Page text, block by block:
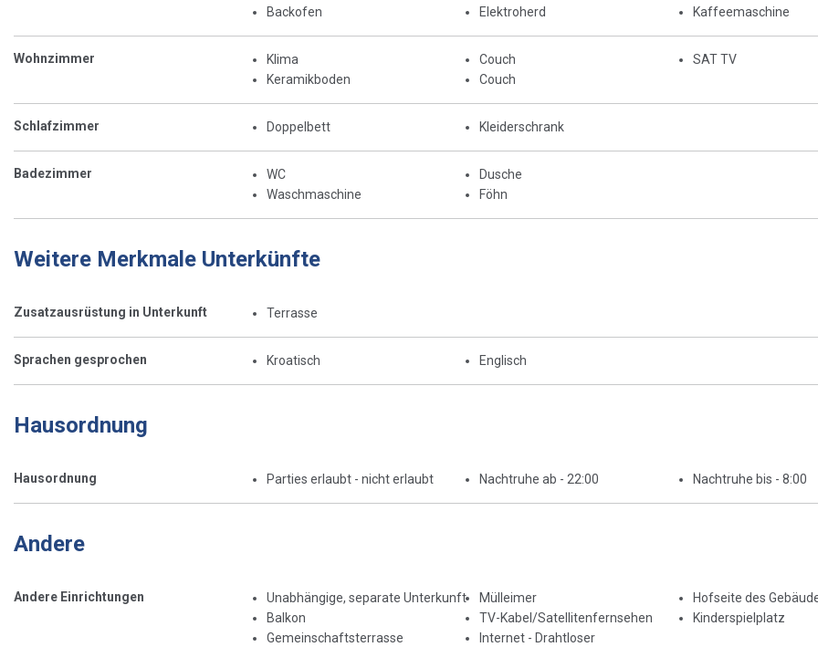
Backofen
Elektroherd
Kaffeemaschine
Wohnzimmer
Klima
Keramikboden
Couch
Couch
SAT TV
Schlafzimmer Doppelbett Kleiderschrank
Badezimmer
WC
Waschmaschine
Dusche
Föhn
Weitere Merkmale Unterkünfte
Zusatzausrüstung in Unterkunft Terrasse
Sprachen gesprochen Kroatisch Englisch
Hausordnung
Hausordnung Parties erlaubt - nicht erlaubt Nachtruhe ab - 22:00 Nachtruhe bis - 8:00
Andere
Andere Einrichtungen
Unabhängige, separate Unterkunft
Balkon
Gemeinschaftsterrasse
Mülleimer
TV-Kabel/Satellitenfernsehen
Internet - Drahtloser
Hofseite des
Kinderspielplatz